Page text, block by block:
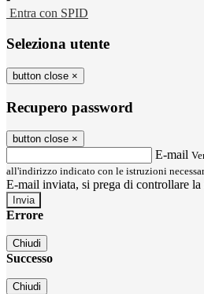
Entra con SPID
Seleziona utente
button close ×
Recupero password
button close ×
E-mail
all'indirizzo indicato con le istruzioni
E-mail inviata, si prega di controllare la
Errore
Chiudi
Successo
Chiudi